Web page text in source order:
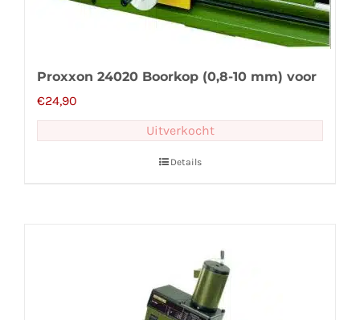
Proxxon 24020 Boorkop (0,8-10 mm) voor
€24,90
Uitverkocht
Details